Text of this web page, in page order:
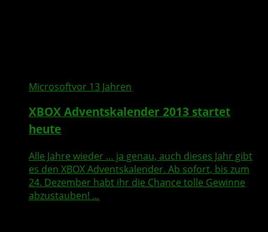
Microsoftvor 13 Jahren
XBOXAdventskalender 2013 startet
heute
Alle Jahre wieder … ja genau, auch dieses Jahr gibt
es den XBOX Adventskalender. Ab sofort, bis zum
24. Dezember habt ihr die Chance tolle Gewinne
abzustauben! ...